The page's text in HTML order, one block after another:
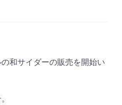
和サイダーの販売を開始い